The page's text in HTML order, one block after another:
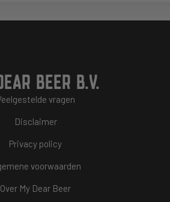
BEER B.V.
vragen
Disclaimer
Privacy policy
voorwaarden
Over My Dear Beer